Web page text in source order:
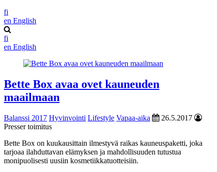
fi
en English
fi
en English
Bette Box avaa ovet kauneuden
maailmaan
Balanssi 2017 Hyvinvointi Lifestyle Vapaa-aika
26.5.2017
Presser toimitus
Bette Box on kuukausittain ilmestyvä raikas kauneuspaketti, joka
tarjoaa ilahduttavan elämyksen ja mahdollisuuden tutustua
monipuolisesti uusiin kosmetiikkatuotteisiin.